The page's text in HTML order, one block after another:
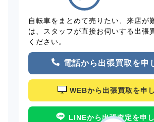
自転車をまとめて売りたい、来店が
は、スタッフが直接お伺いする出張
ください。
電話から出張買取を申
WEBから出張買取を申
LINEから出張査定を申